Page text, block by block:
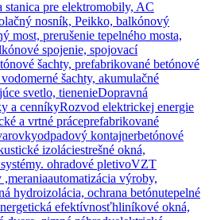
pre elektromobily, AC
nosník, Peikko, balkónový
most, prerušenie tepelného mosta,
spojenie, spojovací
šachty, prefabrikované betónové
šachty, akumulačné
svetlo, tienenieDopravná
a cenníkyRozvod elektrickej energie
a vrtné práceprefabrikované
odpadový kontajnerbetónové
izoláciestrešné okná,
ohradové pletivoVZT
,meraniaautomatizácia výroby,
hydroizolácia, ochrana betónutepelné
efektívnosťhliníkové okná,